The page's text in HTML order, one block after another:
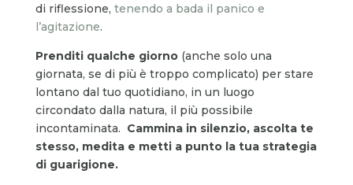
di riflessione, tenendo a bada il panico e
l’agitazione.
Prenditi qualche giorno(anche solo una
giornata, se di più è troppo complicato) per stare
lontano dal tuo quotidiano, in un luogo
circondato dalla natura, il più possibile
incontaminata. Cammina in silenzio, ascolta te
stesso, medita e metti a punto la tua strategia
di guarigione.